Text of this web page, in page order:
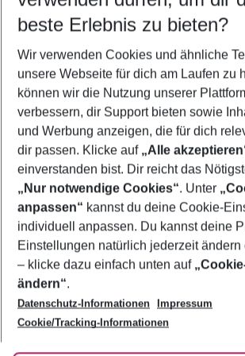
5-8 Nächte
2 Erwachsene Keine Kinder
Mehr Filter anzeigen
Footer
Footer navigation
Über uns
AGB
Bestpreisgarantie
Cookie-Einstellungen ändern
Cookie-Richtlinie
Agenturbetreuung
Barrierefreies Reisen
Folge uns
beste Erlebnis zu bieten?
Wir verwenden Cookies und ähnliche
unsere Webseite für dich am Laufen zu
können wir die Nutzung unserer
verbessern, dir Support bieten sowie
und Werbung anzeigen, die für dich
dir passen. Klicke auf „Alle
einverstanden bist. Dir reicht das
„Nur notwendige Cookies“. Unter
anpassen“ kannst du deine Cookie-
individuell anpassen. Du kannst deine
Einstellungen natürlich jederzeit ändern
– klicke dazu einfach unten auf
ändern“.
Datenschutz-Informationen
Impressum
Cookie/Tracking-Informationen